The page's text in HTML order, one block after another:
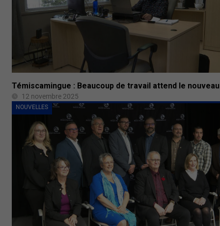
Témiscamingue : Beaucoup de travail attend le
12 novembre 2025
NOUVELLES